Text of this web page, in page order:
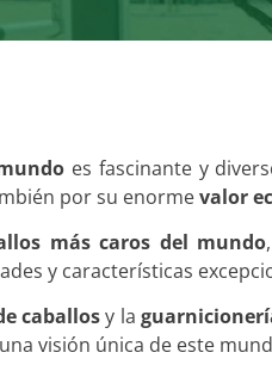
es fascinante y
por su enormevalor
más caros del mundo
y características
caballosy la
visión única de este